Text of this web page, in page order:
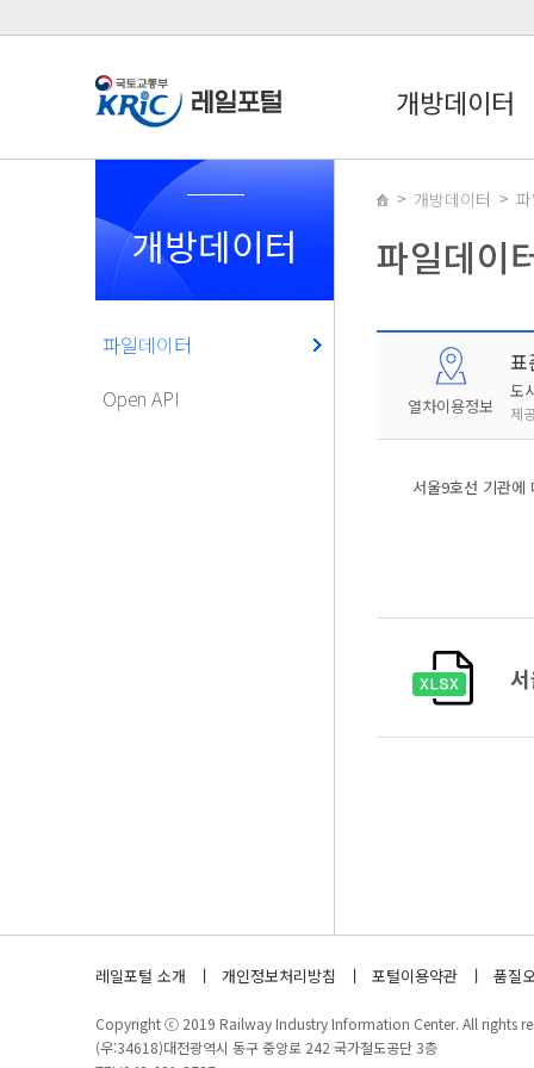
개방데이터
개방데이터
파일데이터
Open API
개방데이터
파일데이
열차이용정보
표
도
제
서울9호선 기관에
레일포털 소개 개인정보처리방침 포털이용약관 품질
Copyright ⓒ 2019 Railway Industry Information Center. All rights
(우:34618)대전광역시 동구 중앙로 242 국가철도공단 3층